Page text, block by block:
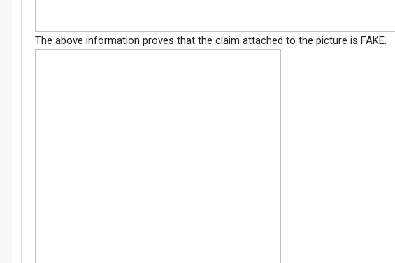
The above information proves that the claim attached to the picture is FAKE.